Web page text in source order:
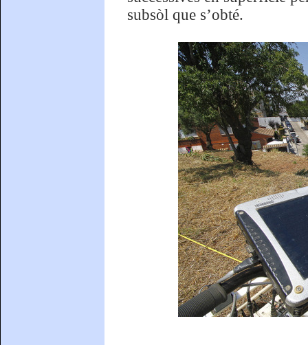
subsòl que s’obté.